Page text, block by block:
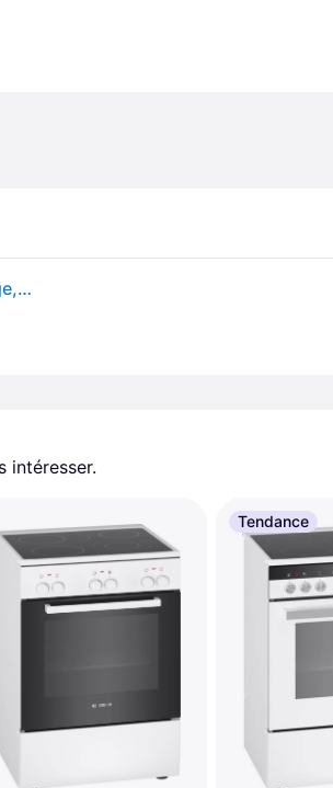
Bosch HKR39C250 Série 4 Cuisinière électrique 60 cm de large, EcoClean Direct, 3D air chaud cuisson à 3 niveaux, contrôle de l'écran LED, zone de cuisson extensible pour grande batterie de cuisine
intéresser.
Tendance